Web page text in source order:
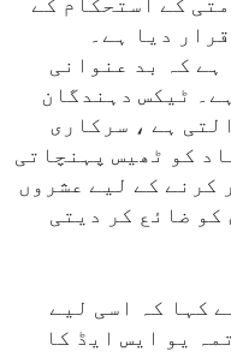
کے استحکام کے
دیا ہے۔
ہے کہ بد عنوانی
ٹیکس دہندگان
ہے ، سرکاری
کو ٹھیس پہنچاتی
کرنے کے لیے عشروں
کو ضائع کر دیتی
کہا کہ اسی لیے
یو ایس ایڈ کا